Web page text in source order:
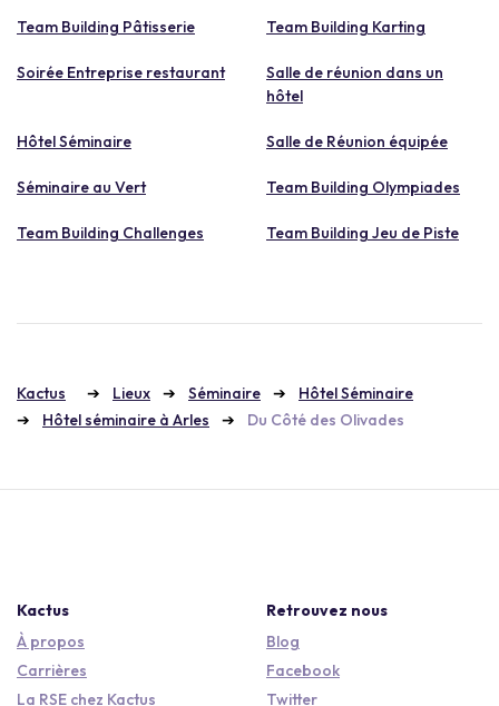
Team Building Pâtisserie Team Building Karting
Soirée Entreprise restaurant
Salle de réunion dans un
hôtel
Hôtel Séminaire Salle de Réunion équipée
Séminaire au Vert Team Building Olympiades
Team Building Challenges Team Building Jeu de Piste
Kactus Lieux Séminaire
Hôtel Séminaire
Hôtel séminaire à Arles
Du Côté des Olivades
Kactus
À propos
Carrières
La RSE chez Kactus
Retrouvez nous
Blog
Facebook
Twitter